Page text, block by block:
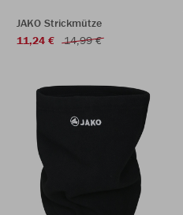
JAKO Strickmütze
11,24 €
14,99 €